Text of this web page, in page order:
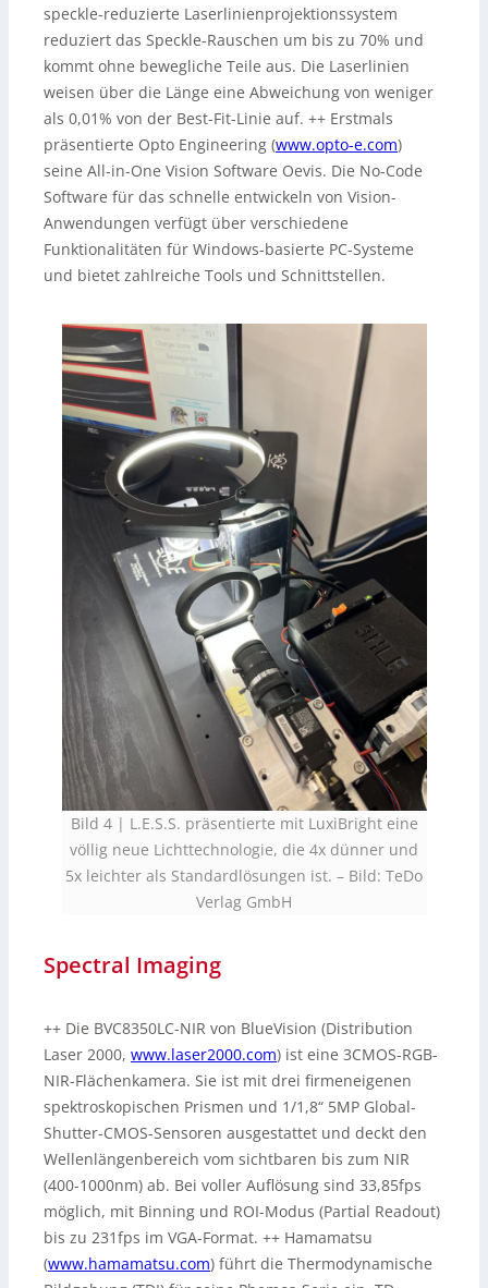
speckle-reduzierte Laserlinienprojektionssystem
reduziert das Speckle-Rauschen um bis zu 70% und
kommt ohne bewegliche Teile aus. Die Laserlinien
weisen über die Länge eine Abweichung von weniger
als 0,01% von der Best-Fit-Linie auf. ++ Erstmals
präsentierte Opto Engineering (www.opto-e.com)
seine All-in-One Vision Software Oevis. Die No-Code
Software für das schnelle entwickeln von Vision-
Anwendungen verfügt über verschiedene
Funktionalitäten für Windows-basierte PC-Systeme
und bietet zahlreiche Tools und Schnittstellen.
Bild 4 | L.E.S.S. präsentierte mit LuxiBright eine
völlig neue Lichttechnologie, die 4x dünner und
5x leichter als Standardlösungen ist. – Bild: TeDo
Verlag GmbH
Spectral Imaging
++ Die BVC8350LC-NIR von BlueVision (Distribution
Laser 2000, www.laser2000.com) ist eine 3CMOS-RGB-
NIR-Flächenkamera. Sie ist mit drei firmeneigenen
spektroskopischen Prismen und 1/1,8“ 5MP Global-
Shutter-CMOS-Sensoren ausgestattet und deckt den
Wellenlängenbereich vom sichtbaren bis zum NIR
(400-1000nm) ab. Bei voller Auflösung sind 33,85fps
möglich, mit Binning und ROI-Modus (Partial Readout)
bis zu 231fps im VGA-Format. ++ Hamamatsu
(www.hamamatsu.com) führt die Thermodynamische